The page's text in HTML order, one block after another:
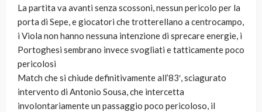
La partita va avanti senza scossoni, nessun pericolo per la
porta di Sepe, e giocatori che trotterellano a centrocampo,
i Viola non hanno nessuna intenzione di sprecare energie, i
Portoghesi sembrano invece svogliati e tatticamente poco
pericolosi
Match che si chiude definitivamente all’83′, sciagurato
intervento di Antonio Sousa, che intercetta
involontariamente un passaggio poco pericoloso, il